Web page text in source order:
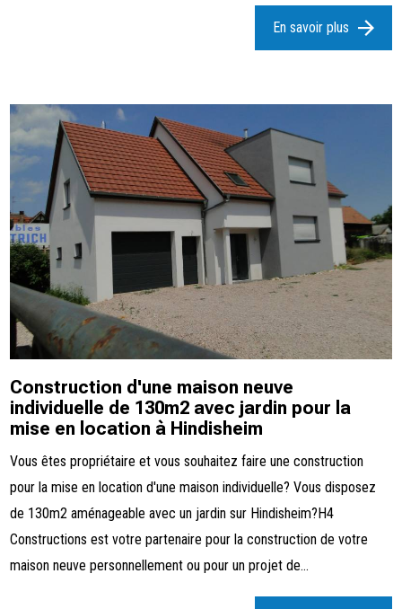
En savoir plus
Construction d'une maison neuve
individuelle de 130m2 avec jardin pour la
mise en location à Hindisheim
Vous êtes propriétaire et vous souhaitez faire une construction
pour la mise en location d'une maison individuelle? Vous disposez
de 130m2 aménageable avec un jardin sur Hindisheim?H4
Constructions est votre partenaire pour la construction de votre
maison neuve personnellement ou pour un projet de...